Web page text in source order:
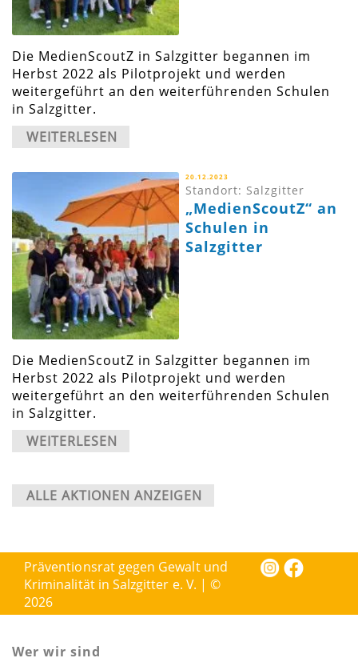
Die MedienScoutZ in Salzgitter begannen im
Herbst 2022 als Pilotprojekt und werden
weitergeführt an den weiterführenden Schulen
in Salzgitter.
WEITERLESEN
20.12.2023
Standort: Salzgitter
„MedienScoutZ“ an
Schulen in
Salzgitter
Die MedienScoutZ in Salzgitter begannen im
Herbst 2022 als Pilotprojekt und werden
weitergeführt an den weiterführenden Schulen
in Salzgitter.
WEITERLESEN
ALLE AKTIONEN ANZEIGEN
Präventionsrat gegen Gewalt und
Kriminalität in Salzgitter e. V. | ©
2026
Wer wir sind